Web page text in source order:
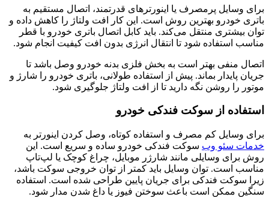
برای وسایل پرمصرف یا اینورترهای قدرتمند، اتصال مستقیم به
باتری خودرو بهترین روش است. این کار افت ولتاژ را کاهش داده و
توان بیشتری منتقل می‌کند. باید کابل اتصال باتری خودرو با قطر
مناسب استفاده شود تا انتقال انرژی بدون افت کیفیت انجام شود.
اتصال منفی بهتر است به بخش فلزی بدنه خودرو وصل باشد تا
جریان پایدار بماند. پیش از استفاده طولانی، باتری خودرو را شارژ و
موتور را روشن نگه دارید تا از افت ولتاژ جلوگیری شود.
استفاده از سوکت فندکی خودرو
برای وسایل کم مصرف و استفاده کوتاه، وصل کردن اینورتر به
خدمات سئو وب سوکت فندکی خودرو ساده و سریع است. این
روش برای وسایلی مانند شارژر موبایل، چراغ کوچک یا لپ‌تاپ
مناسب است. توان وسایل باید کمتر از توان خروجی سوکت باشد،
زیرا سوکت فندکی برای جریان پایین طراحی شده است. استفاده
سنگین ممکن است باعث سوختن فیوز یا داغ شدن مدار شود.